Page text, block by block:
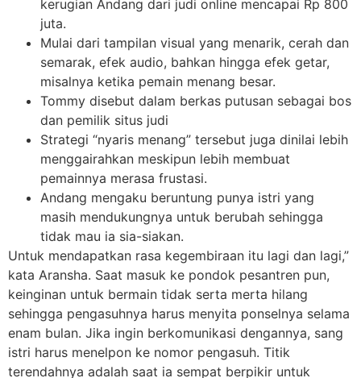
kerugian Andang dari judi online mencapai Rp 800
juta.
Mulai dari tampilan visual yang menarik, cerah dan
semarak, efek audio, bahkan hingga efek getar,
misalnya ketika pemain menang besar.
Tommy disebut dalam berkas putusan sebagai bos
dan pemilik situs judi
Strategi “nyaris menang” tersebut juga dinilai lebih
menggairahkan meskipun lebih membuat
pemainnya merasa frustasi.
Andang mengaku beruntung punya istri yang
masih mendukungnya untuk berubah sehingga
tidak mau ia sia-siakan.
Untuk mendapatkan rasa kegembiraan itu lagi dan lagi,”
kata Aransha. Saat masuk ke pondok pesantren pun,
keinginan untuk bermain tidak serta merta hilang
sehingga pengasuhnya harus menyita ponselnya selama
enam bulan. Jika ingin berkomunikasi dengannya, sang
istri harus menelpon ke nomor pengasuh. Titik
terendahnya adalah saat ia sempat berpikir untuk